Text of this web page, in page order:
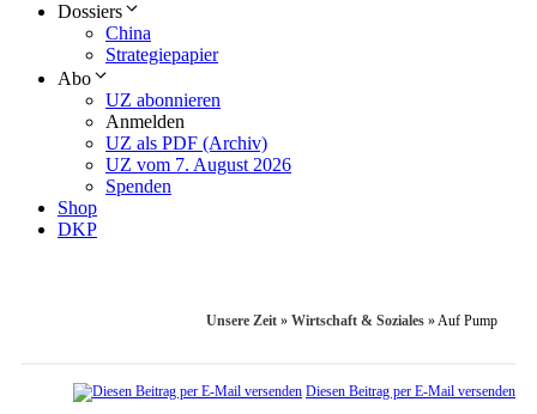
Dossiers
China
Strategiepapier
Abo
UZ abonnieren
Anmelden
UZ als PDF (Archiv)
UZ vom 7. August 2026
Spenden
Shop
DKP
Unsere Zeit » Wirtschaft & Soziales »Auf Pump
Diesen Beitrag per E-Mail versenden